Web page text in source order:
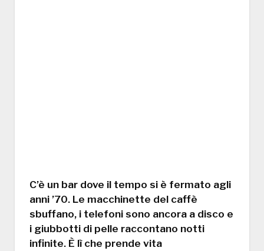
C’è un bar dove il tempo si è fermato agli
anni ’70. Le macchinette del caffè
sbuffano, i telefoni sono ancora a disco e
i giubbotti di pelle raccontano notti
infinite. È lì che prende vita